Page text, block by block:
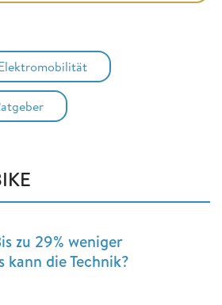
zu 29% weniger
die Technik?